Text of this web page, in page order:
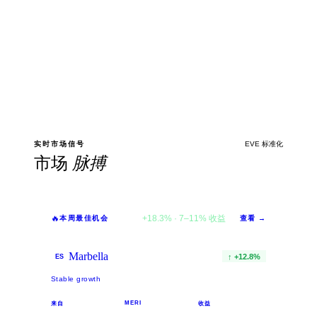
实时市场信号
市场 脉搏
EVE 标准化
🔥本周最佳机会 Kyrenia+18.3% ·7–11%收益 查看 →
ES Marbella ↑ +12.8%
Stable growth
来自 MERI 收益